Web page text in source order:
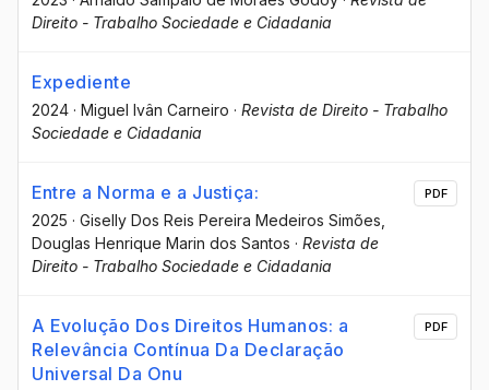
Direito - Trabalho Sociedade e Cidadania
Expediente
2024 · Miguel Ivân Carneiro · Revista de Direito - Trabalho
Sociedade e Cidadania
Entre a Norma e a Justiça:
2025 · Giselly Dos Reis Pereira Medeiros Simões
Douglas Henrique Marin dos Santos · Revista de
Direito - Trabalho Sociedade e Cidadania
PDF
A Evolução Dos Direitos Humanos: a
Relevância Contínua Da Declaração
Universal Da Onu
PDF